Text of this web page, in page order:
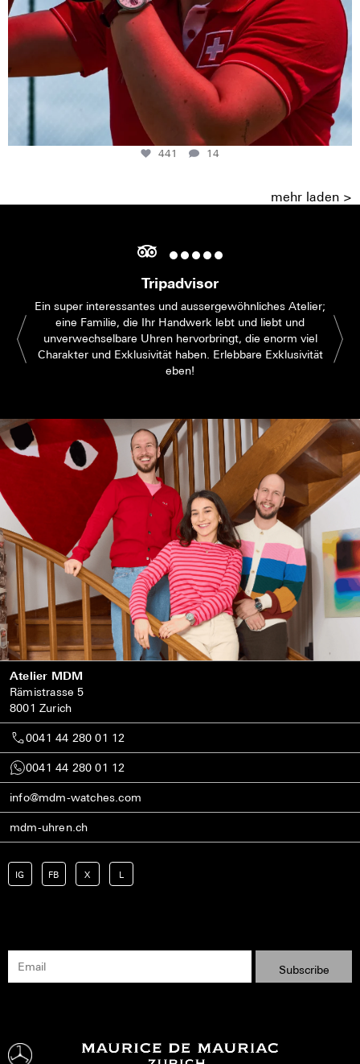
441 14
mehr laden >
Tripadvisor
Ein super interessantes und aussergewöhnliches Atelier;
eine Familie, die Ihr Handwerk lebt und liebt und
unverwechselbare Uhren hervorbringt, die enorm viel
Charakter und Exklusivität haben. Erlebbare Exklusivität
eben!
Atelier MDM
Rämistrasse 5
8001 Zurich
0041 44 280 01 12
0041 44 280 01 12
info@mdm-watches.com
mdm-uhren.ch
IG FB X L